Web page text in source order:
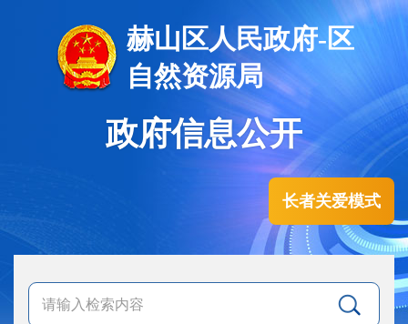
赫山区人民政府-区
自然资源局
政府信息公开
长者关爱模式